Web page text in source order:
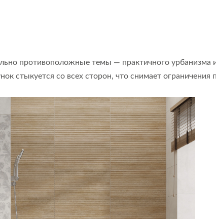
противоположные темы — практичного урбанизма
стыкуется со всех сторон, что снимает ограничения